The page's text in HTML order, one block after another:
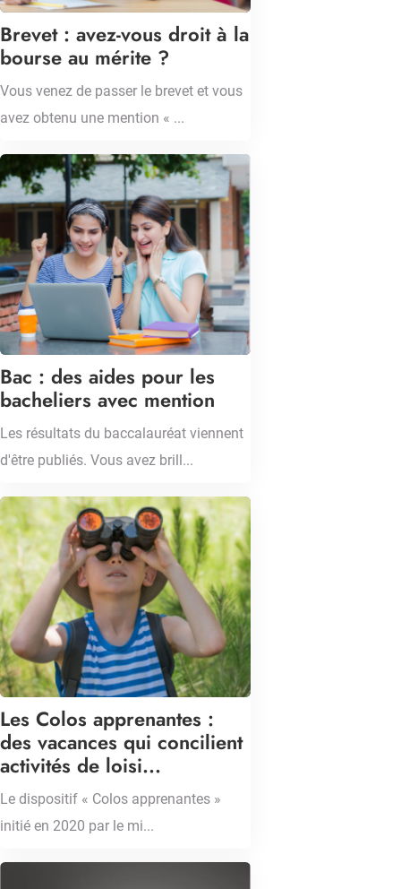
Brevet : avez-vous droit à la
bourse au mérite ?
Vous venez de passer le brevet et vous
avez obtenu une mention « ...
Bac : des aides pour les
bacheliers avec mention
Les résultats du baccalauréat viennent
d'être publiés. Vous avez brill...
Les Colos apprenantes :
des vacances qui concilient
activités de loisi...
Le dispositif « Colos apprenantes »
initié en 2020 par le mi...